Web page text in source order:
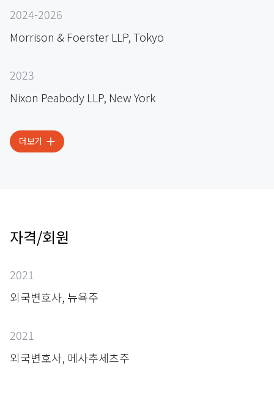
2024-2026
Morrison & Foerster LLP, Tokyo
2023
Nixon Peabody LLP, New York
더보기
자격/회원
2021
외국변호사, 뉴욕주
2021
외국변호사, 메사추세츠주